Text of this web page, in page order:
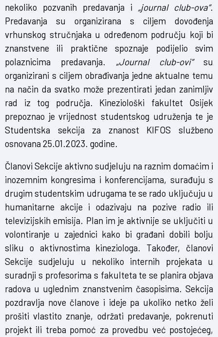
nekoliko pozvanih predavanja i „journal club-ova“.
Predavanja su organizirana s ciljem dovođenja
vrhunskog stručnjaka u određenom području koji bi
znanstvene ili praktične spoznaje podijelio svim
polaznicima predavanja. „Journal club-ovi“ su
organizirani s ciljem obrađivanja jedne aktualne temu
na način da svatko može prezentirati jedan zanimljiv
rad iz tog područja. Kineziološki fakultet Osijek
prepoznao je vrijednost studentskog udruženja te je
Studentska sekcija za znanost KIFOS službeno
osnovana 25.01.2023. godine.
Članovi Sekcije aktivno sudjeluju na raznim domaćim i
inozemnim kongresima i konferencijama, surađuju s
drugim studentskim udrugama te se rado uključuju u
humanitarne akcije i odazivaju na pozive radio ili
televizijskih emisija. Plan im je aktivnije se uključiti u
volontiranje u zajednici kako bi građani dobili bolju
sliku o aktivnostima kineziologa. Također, članovi
Sekcije sudjeluju u nekoliko internih projekata u
suradnji s profesorima s fakulteta te se planira objava
radova u uglednim znanstvenim časopisima. Sekcija
pozdravlja nove članove i ideje pa ukoliko netko želi
prošiti vlastito znanje, održati predavanje, pokrenuti
projekt ili treba pomoć za provedbu već postojećeg,